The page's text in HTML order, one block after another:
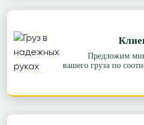
Предложим
вашего груза по